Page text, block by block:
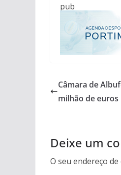
pub
Câmara de
milhão de
Deixe um
O seu endereço